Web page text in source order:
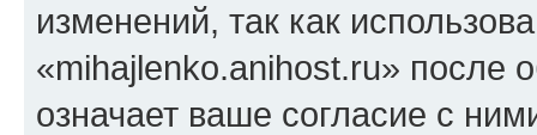
изменений, так как
«mihajlenko.anihost.ru» после
означает ваше согласие с